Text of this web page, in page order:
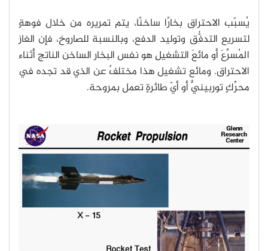
يُسبّب الاحتراق بخارًا ساخنًا، يتم تمريره من خلال فوهةٍ
لتسريع التدفُّق وتوليد الدفع، وبالنسبة للصاروخ، فإن الغاز
المُسرِّعَ أو مائعَ التشغيلِ هو نفس البخار الساخن الناتج أثناء
الاحتراق. ومائع تشغيل هذا مختلفٌ عن الذي قد تجده في
محرِّكٍ توربينيٍّ أو أيّ طائرةٍ تعمل بمروحة.